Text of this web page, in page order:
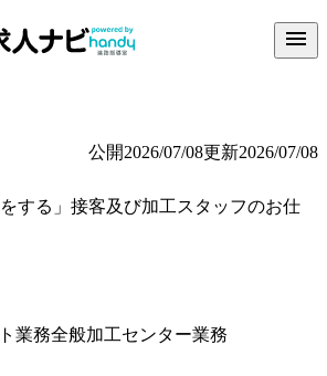
公開2026/07/08更新2026/07/08
する」接客及び加工スタッフのお仕
業務全般加工センター業務